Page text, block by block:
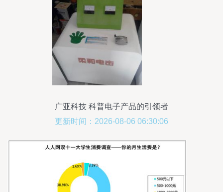
广亚科技 科普电子产品的引领者
更新时间：2026-08-06 06:30:06